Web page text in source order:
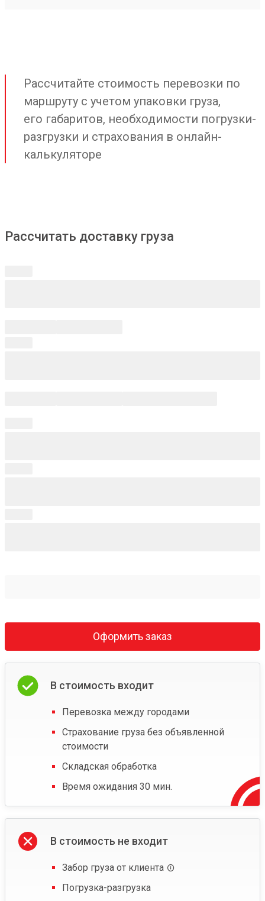
Рассчитайте стоимость перевозки по
маршруту с учетом упаковки груза,
его габаритов, необходимости погрузки-
разгрузки и страхования в онлайн-
калькуляторе
Рассчитать доставку груза
Оформить заказ
В стоимость входит
Перевозка между городами
Страхование груза без объявленной
стоимости
Складская обработка
Время ожидания 30 мин.
В стоимость не входит
Забор груза от клиента
Погрузка-разгрузка